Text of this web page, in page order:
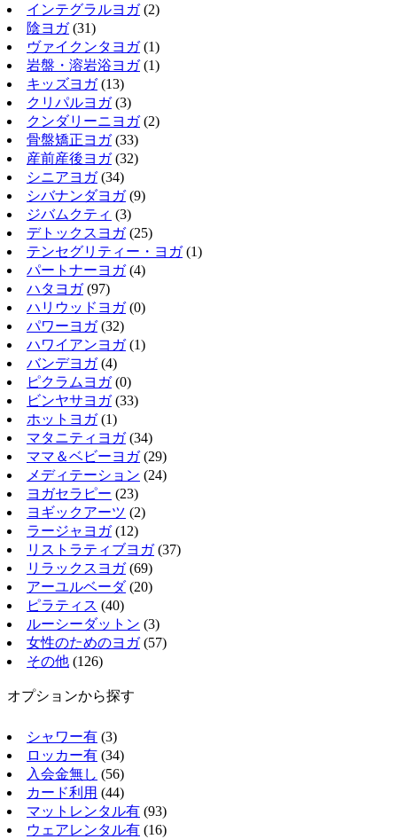
インテグラルヨガ(2)
陰ヨガ(31)
ヴァイクンタヨガ(1)
岩盤・溶岩浴ヨガ(1)
キッズヨガ(13)
クリパルヨガ(3)
クンダリーニヨガ(2)
骨盤矯正ヨガ(33)
産前産後ヨガ(32)
シニアヨガ(34)
シバナンダヨガ(9)
ジバムクティ (3)
デトックスヨガ(25)
テンセグリティー・ヨガ(1)
パートナーヨガ(4)
ハタヨガ(97)
ハリウッドヨガ(0)
パワーヨガ(32)
ハワイアンヨガ(1)
バンデヨガ(4)
ピクラムヨガ(0)
ビンヤサヨガ(33)
ホットヨガ(1)
マタニティヨガ(34)
ママ＆ベビーヨガ(29)
メディテーション (24)
ヨガセラピー (23)
ヨギックアーツ (2)
ラージャヨガ(12)
リストラティブヨガ(37)
リラックスヨガ(69)
アーユルベーダ(20)
ピラティス (40)
ルーシーダットン (3)
女性のためのヨガ(57)
その他 (126)
オプションから探す
シャワー有 (3)
ロッカー有 (34)
入会金無し (56)
カード利用 (44)
マットレンタル有 (93)
ウェアレンタル有 (16)